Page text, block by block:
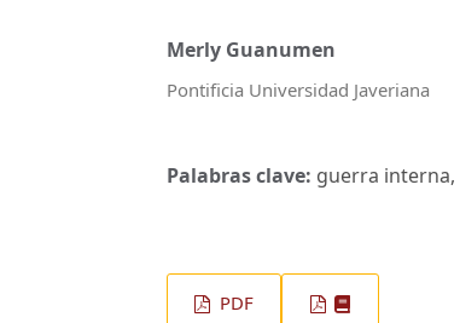
Merly Guanumen
Pontificia Universidad Javeriana
Palabras clave: guerra interna,
PDF